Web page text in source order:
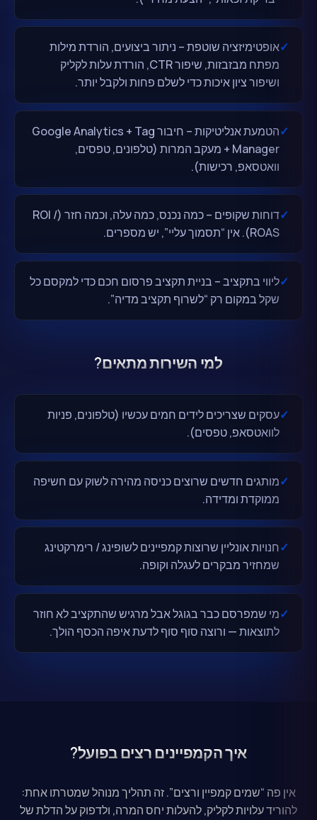
✓אופטימיזציה שוטפת – ניתור ביצועים, הורדת מילות
מפתח מבזבזות, שיפור CTR, הורדת עלות לקליק
ושיפור ציון איכות כדי לשלם פחות ולקבל יותר.
✓
הטמעת אנליטיקות – חיבור Google Analytics + Tag
Manager + מעקב המרות (טלפונים, טפסים,
וואטסאפ, רכישות).
✓
דוחות שקופים – כמה נכנס, כמה עלה, וכמה חזר (ROI /
ROAS). אין “תסמוך עליי”, יש מספרים.
✓ליווי בתקציב – בניית תקציב פרסום חכם כדי למקסם כל
שקל במקום רק “לשרוף תקציב מדיה”.
למי השירות מתאים?
✓עסקים שצריכים לידים חמים עכשיו (טלפונים, פניות
לוואטסאפ, טפסים).
✓מותגים חדשים שרוצים כניסה מהירה לשוק עם חשיפה
ממוקדת ומדידה.
✓חנויות אונליין שרוצות קמפיינים לשופינג / רימרקטינג
שמחזיר מבקרים לעגלה וקופה.
✓מי שמפרסם כבר בגוגל אבל מרגיש שהתקציב לא חוזר
לתוצאות — ורוצה סוף סוף לדעת איפה הכסף הולך.
איך הקמפיינים רצים בפועל?
אין פה “שמים קמפיין ורצים”. זה תהליך מנוהל שמטרתו אחת:
להוריד עלויות לקליק, להעלות יחס המרה, ולדפוק על הדלת של